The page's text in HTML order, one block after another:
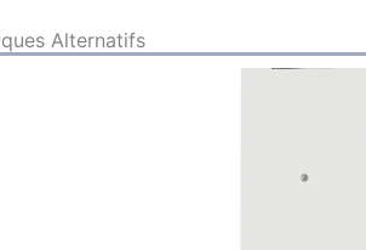
Alternatifs